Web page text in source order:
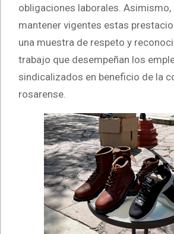
obligaciones laborales. Asimismo,
mantener vigentes estas
una muestra de respeto y
trabajo que desempeñan los
sindicalizados en beneficio de la
rosarense.